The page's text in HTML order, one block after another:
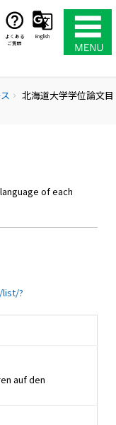
よくある
ご質問
English
chevron_right
北海道大学学位論文目
of each
?
auf den